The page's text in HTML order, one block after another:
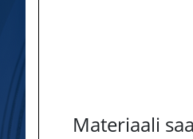
Materiaali